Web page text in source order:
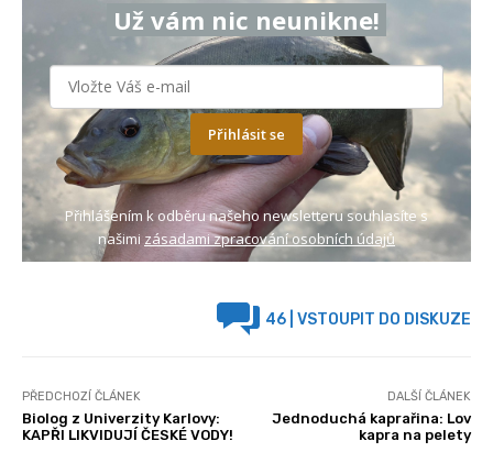
Už vám nic neunikne!
Přihlásit se
Přihlášením k odběru našeho newsletteru souhlasíte s
našimi zásadami zpracování osobních údajů
46 | VSTOUPIT DO DISKUZE
PŘEDCHOZÍ ČLÁNEK
Biolog z Univerzity Karlovy:
KAPŘI LIKVIDUJÍ ČESKÉ VODY!
DALŠÍ ČLÁNEK
Jednoduchá kaprařina: Lov
kapra na pelety